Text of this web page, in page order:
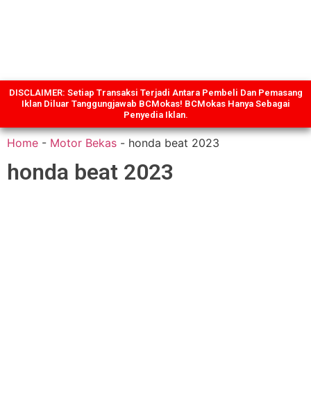
DISCLAIMER: Setiap Transaksi Terjadi Antara Pembeli Dan Pemasang
Iklan Diluar Tanggungjawab BCMokas! BCMokas Hanya Sebagai
Penyedia Iklan.
Home - Motor Bekas - honda beat 2023
honda beat 2023